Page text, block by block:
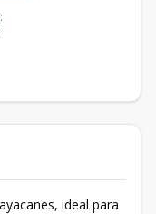
:
ideal para